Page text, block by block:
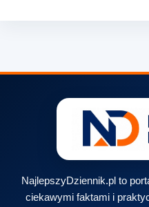
NajlepszyDziennik.pl to
ciekawymi faktami i